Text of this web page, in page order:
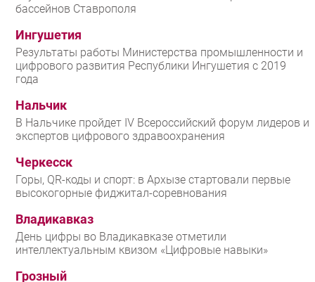
бассейнов Ставрополя
Ингушетия
Результаты работы Министерства промышленности и
цифрового развития Республики Ингушетия с 2019
года
Нальчик
В Нальчике пройдет IV Всероссийский форум лидеров и
экспертов цифрового здравоохранения
Черкесск
Горы, QR-коды и спорт: в Архызе стартовали первые
высокогорные фиджитал-соревнования
Владикавказ
День цифры во Владикавказе отметили
интеллектуальным квизом «Цифровые навыки»
Грозный